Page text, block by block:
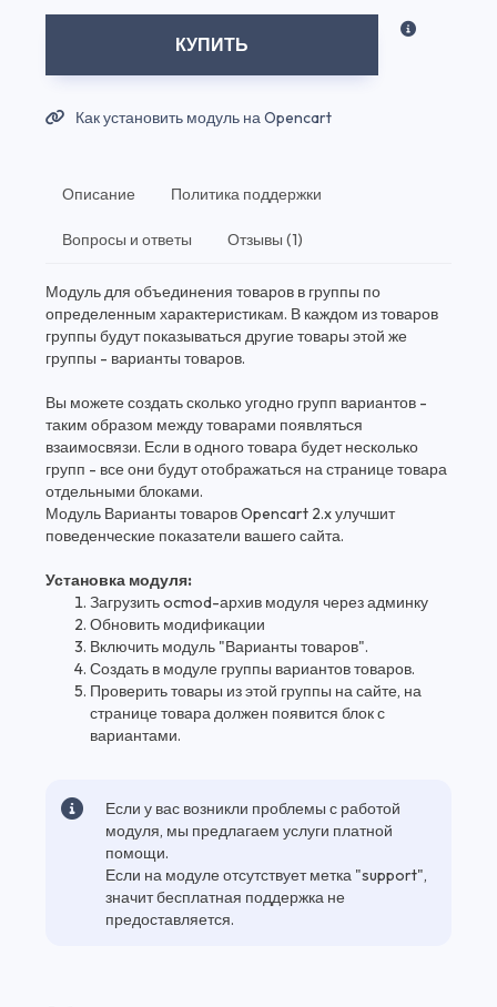
КУПИТЬ
Как установить модуль на Opencart
Описание Политика поддержки
Вопросы и ответы Отзывы (1)
Модуль для объединения товаров в группы по
определенным характеристикам. В каждом из товаров
группы будут показываться другие товары этой же
группы - варианты товаров.
Вы можете создать сколько угодно групп вариантов -
таким образом между товарами появляться
взаимосвязи. Если в одного товара будет несколько
групп - все они будут отображаться на странице товара
отдельными блоками.
Модуль Варианты товаров Opencart 2.x улучшит
поведенческие показатели вашего сайта.
Установка модуля:
Загрузить ocmod-архив модуля через админку
Обновить модификации
Включить модуль "Варианты товаров".
Создать в модуле группы вариантов товаров.
Проверить товары из этой группы на сайте, на
странице товара должен появится блок с
вариантами.
Если у вас возникли проблемы с работой
модуля, мы предлагаем услуги платной
помощи.
Если на модуле отсутствует метка "support",
значит бесплатная поддержка не
предоставляется.